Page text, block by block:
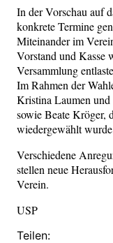
In der Vorschau auf
konkrete Termine
Miteinander im
Vorstand und Kasse
Versammlung
Im Rahmen der
Kristina Laumen und
sowie Beate Kröger,
wiedergewählt
Verschiedene
stellen neue
Verein.
USP
Teilen: